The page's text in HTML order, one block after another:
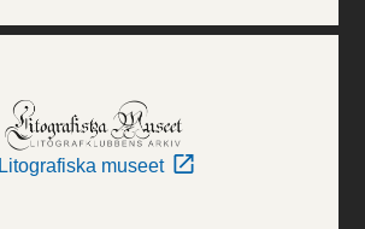
Litografiska museet